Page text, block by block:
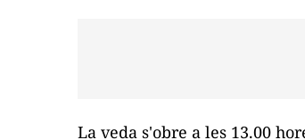
La veda s'obre a les 13.00